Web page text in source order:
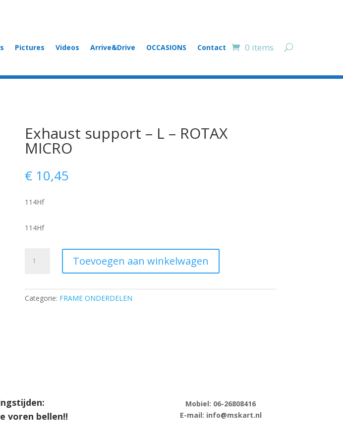
Pictures Videos Arrive&Drive OCCASIONS Contact 0 items
Exhaust support – L – ROTAX
MICRO
€10,45
114Hf
114Hf
support
L
-
Toevoegen aan winkelwagen
Categorie: FRAME ONDERDELEN
voren bellen!!
Mobiel: 06-26808416
E-mail: info@mskart.nl